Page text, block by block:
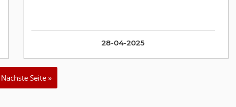
28-04-2025
Nächste Seite »